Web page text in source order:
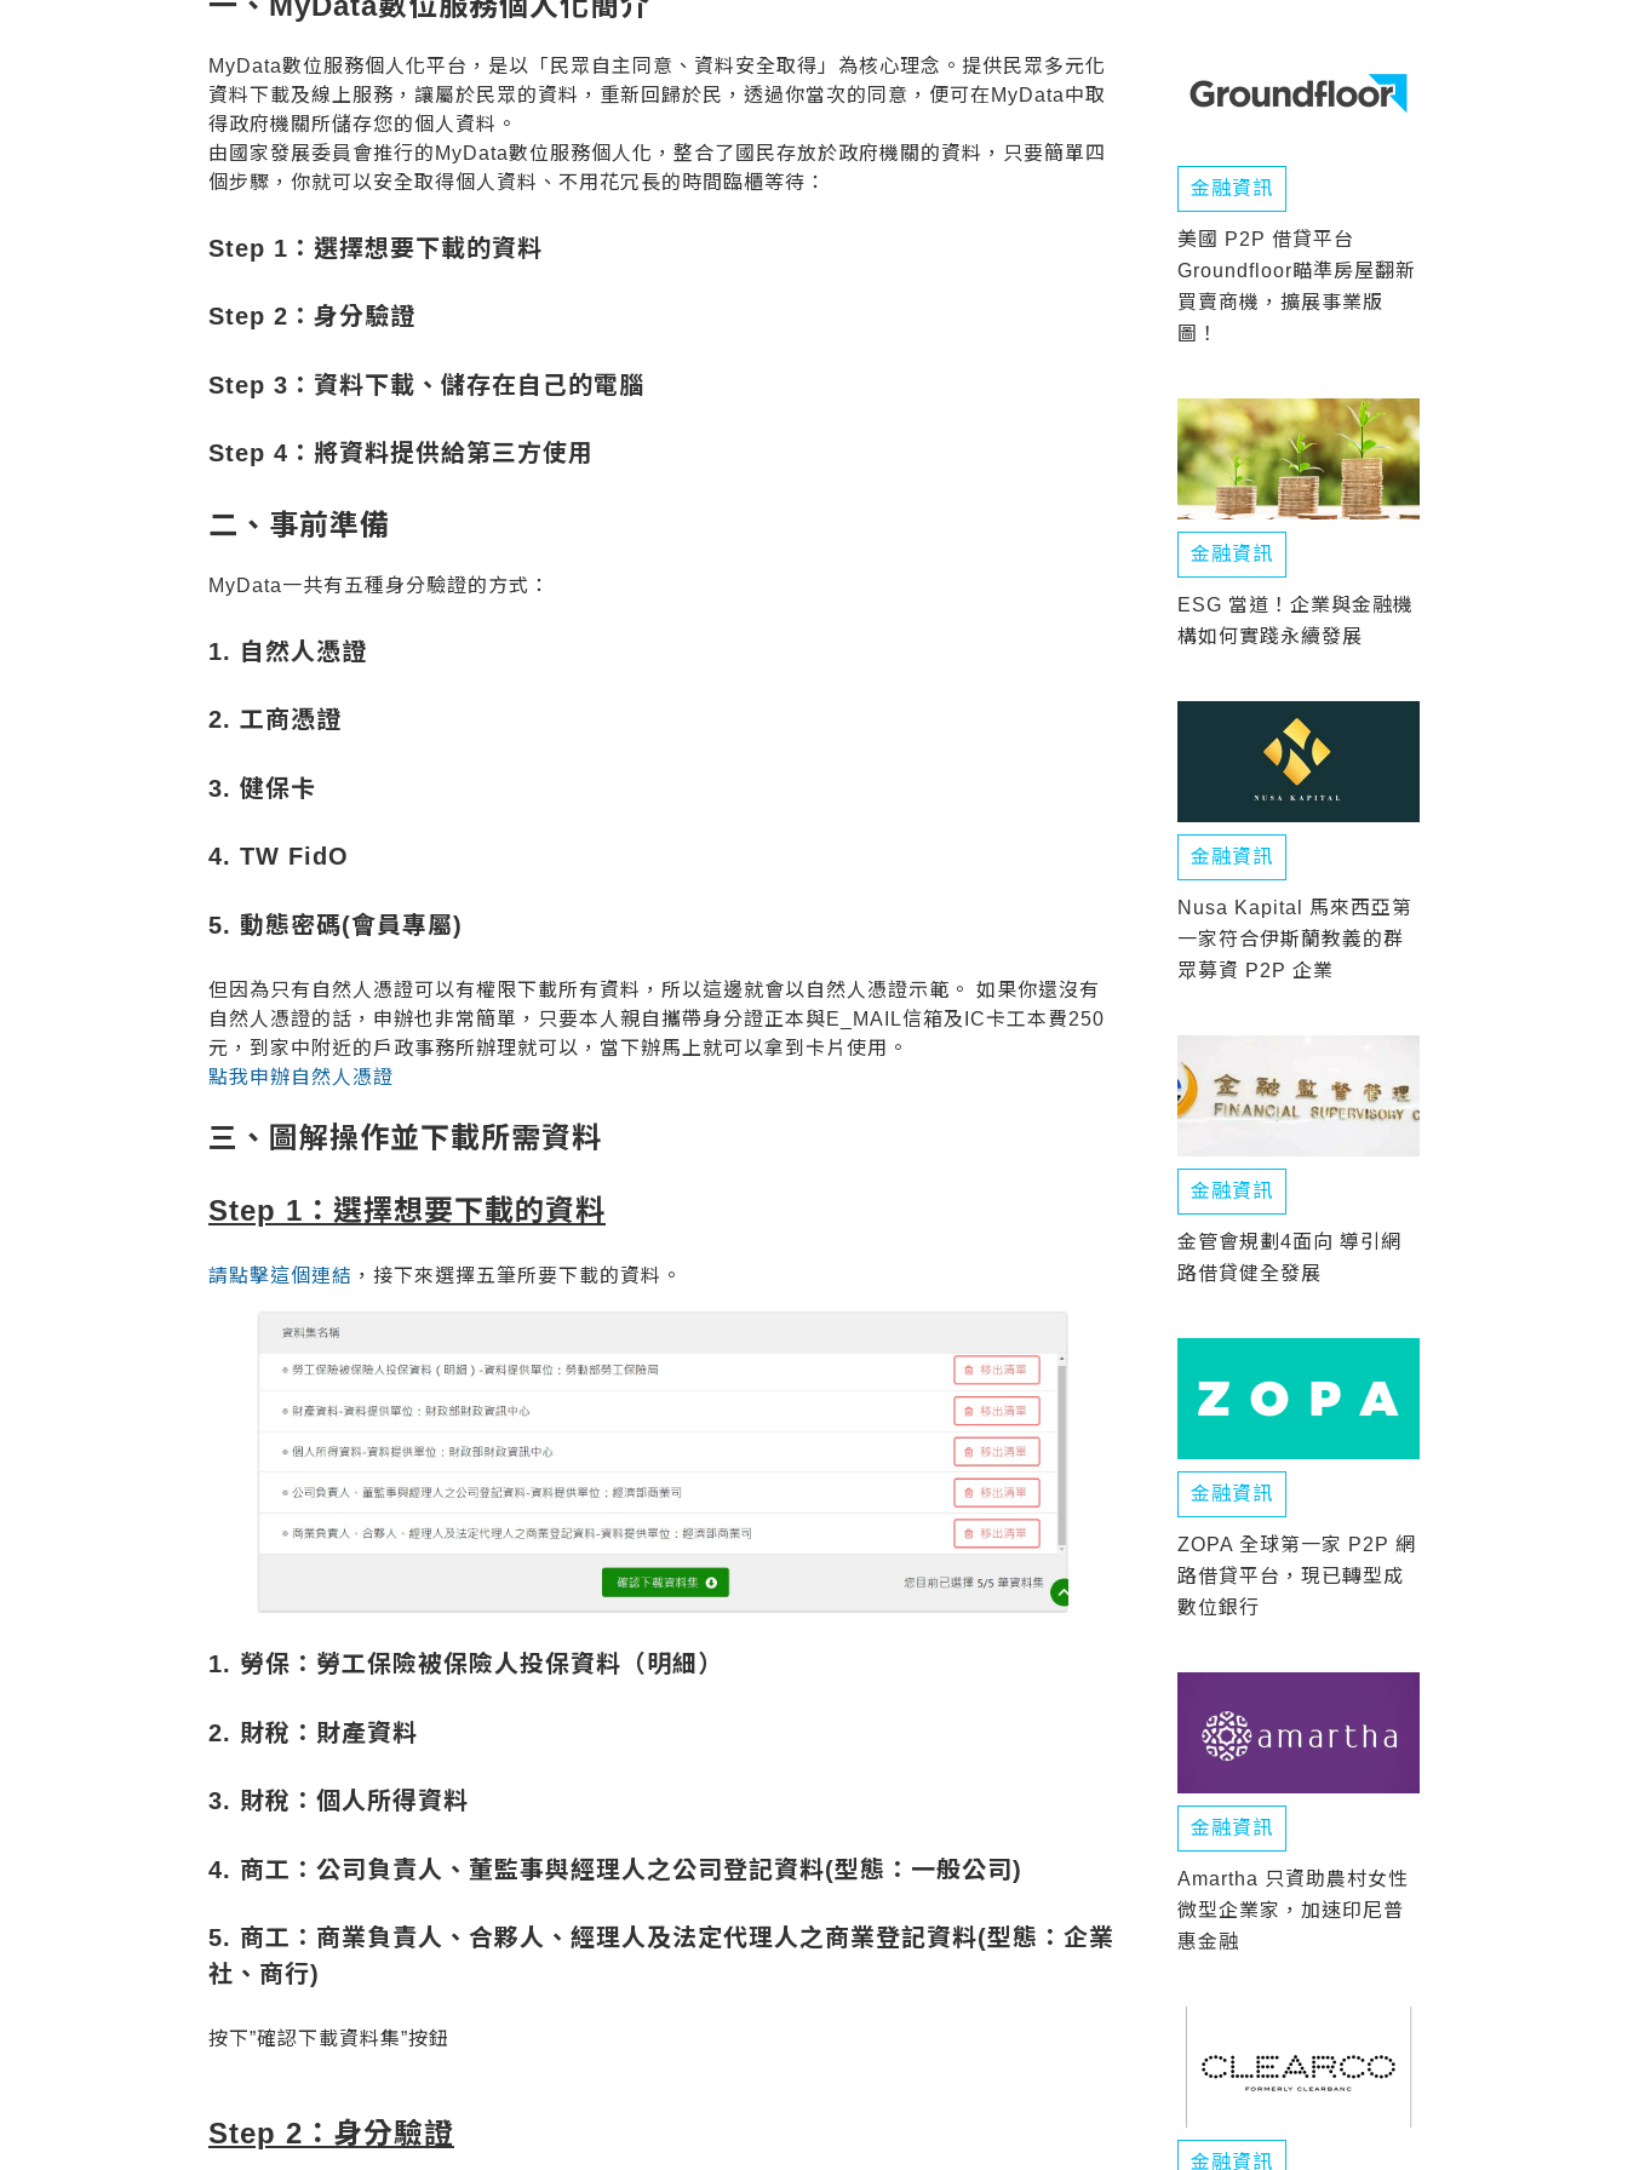
MyData數位服務個人化平台，是以「民眾自主同意、資料安全取得」為核心理念。提供民眾多元化
資料下載及線上服務，讓屬於民眾的資料，重新回歸於民，透過你當次的同意，便可在MyData中取
得政府機關所儲存您的個人資料。
由國家發展委員會推行的MyData數位服務個人化，整合了國民存放於政府機關的資料，只要簡單四
個步驟，你就可以安全取得個人資料、不用花冗長的時間臨櫃等待：
Step 1：選擇想要下載的資料
Step 2：身分驗證
Step 3：資料下載、儲存在自己的電腦
Step 4：將資料提供給第三方使用
二、事前準備
MyData一共有五種身分驗證的方式：
1. 自然人憑證
2. 工商憑證
3. 健保卡
4. TW FidO
5. 動態密碼(會員專屬)
但因為只有自然人憑證可以有權限下載所有資料，所以這邊就會以自然人憑證示範。 如果你還沒有
自然人憑證的話，申辦也非常簡單，只要本人親自攜帶身分證正本與E_MAIL信箱及IC卡工本費250
元，到家中附近的戶政事務所辦理就可以，當下辦馬上就可以拿到卡片使用。
點我申辦自然人憑證
三、圖解操作並下載所需資料
Step 1：選擇想要下載的資料
請點擊這個連結 ，接下來選擇五筆所要下載的資料。
1. 勞保：勞工保險被保險人投保資料（明細）
2. 財稅：財產資料
3. 財稅：個人所得資料
4. 商工：公司負責人、董監事與經理人之公司登記資料(型態：一般公司)
5. 商工：商業負責人、合夥人、經理人及法定代理人之商業登記資料(型態：企業
社、商行)
按下”確認下載資料集”按鈕
Step 2：身分驗證
金融資訊
美國 P2P 借貸平台
Groundfloor瞄準房屋翻新
買賣商機，擴展事業版
圖！
金融資訊
ESG 當道！企業與金融機
構如何實踐永續發展
金融資訊
Nusa Kapital 馬來西亞第
一家符合伊斯蘭教義的群
眾募資 P2P 企業
金融資訊
金管會規劃4面向 導引網
路借貸健全發展
金融資訊
ZOPA 全球第一家 P2P 網
路借貸平台，現已轉型成
數位銀行
金融資訊
Amartha 只資助農村女性
微型企業家，加速印尼普
惠金融
金融資訊